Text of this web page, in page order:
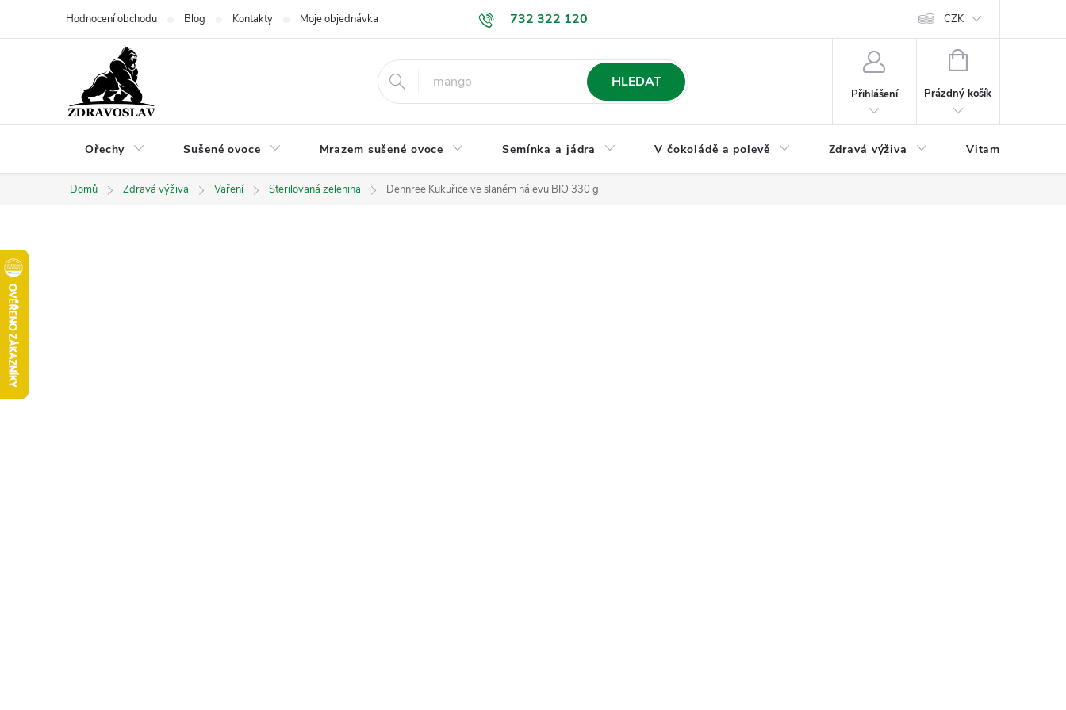
732 322 120
Hodnocení obchodu Blog Kontakty Moje objednávka GDPR a ochrana osobních údajů Jak nakupovat Formulář pro odstoupení od
CZK
HLEDAT
Přihlášení
NÁKUPNÍ
Prázdný košík
Ořechy Sušené ovoce Mrazem sušené ovoce Semínka a jádra V čokoládě a polevě Zdravá výživa Vitamíny a
Domů Zdravá výživa Vaření Sterilovaná zelenina Dennree Kukuřice ve slaném nálevu BIO 330 g